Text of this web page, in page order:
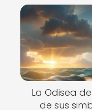
La Odisea
de sus